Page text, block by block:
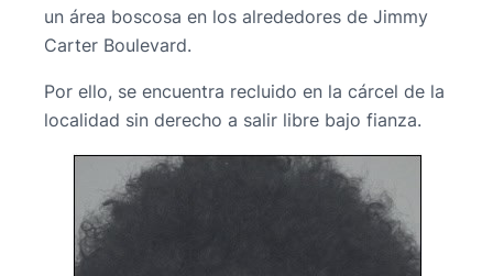
un área boscosa en los alrededores de Jimmy
Carter Boulevard.
Por ello, se encuentra recluido en la cárcel de la
localidad sin derecho a salir libre bajo fianza.